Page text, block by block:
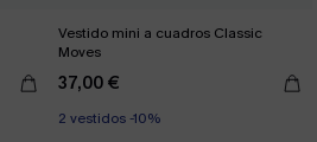
Vestido mini a cuadros Classic
Moves
37,00 €
2 vestidos -10%